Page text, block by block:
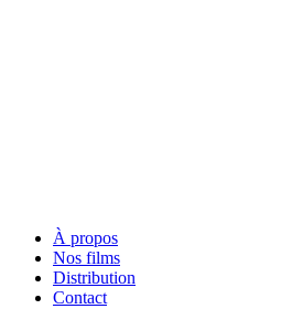
À propos
Nos films
Distribution
Contact